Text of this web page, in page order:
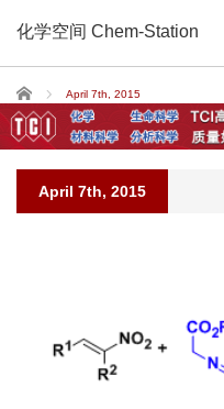
化学空间 Chem-Station
Home April 7th, 2015
April 7th, 2015